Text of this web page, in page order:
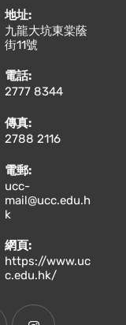
地址:
九龍大坑東棠蔭
街11號
電話:
2777 8344
傳真:
2788 2116
電郵:
ucc-
mail@ucc.edu.h
k
your
application
網頁:
https://www.uc
c.edu.hk/Opens